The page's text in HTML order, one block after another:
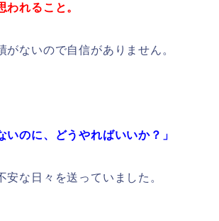
れること。
がないので自信がありません。
いのに、どうやればいいか？」
安な日々を送っていました。